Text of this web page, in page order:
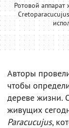
Ротовой
Авторы
чтобы
дереве жизни.
живущих
Paracucujus,